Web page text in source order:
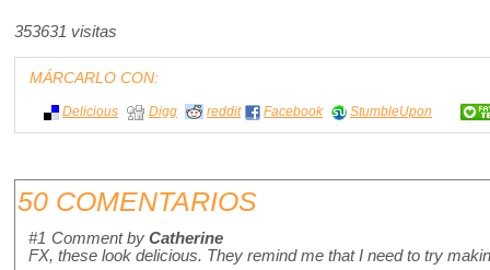
353631 visitas
MÁRCARLO CON:
Delicious Digg reddit Facebook StumbleUpon
50 COMENTARIOS
#1 Comment by Catherine
FX, these look delicious. They remind me that I need to try